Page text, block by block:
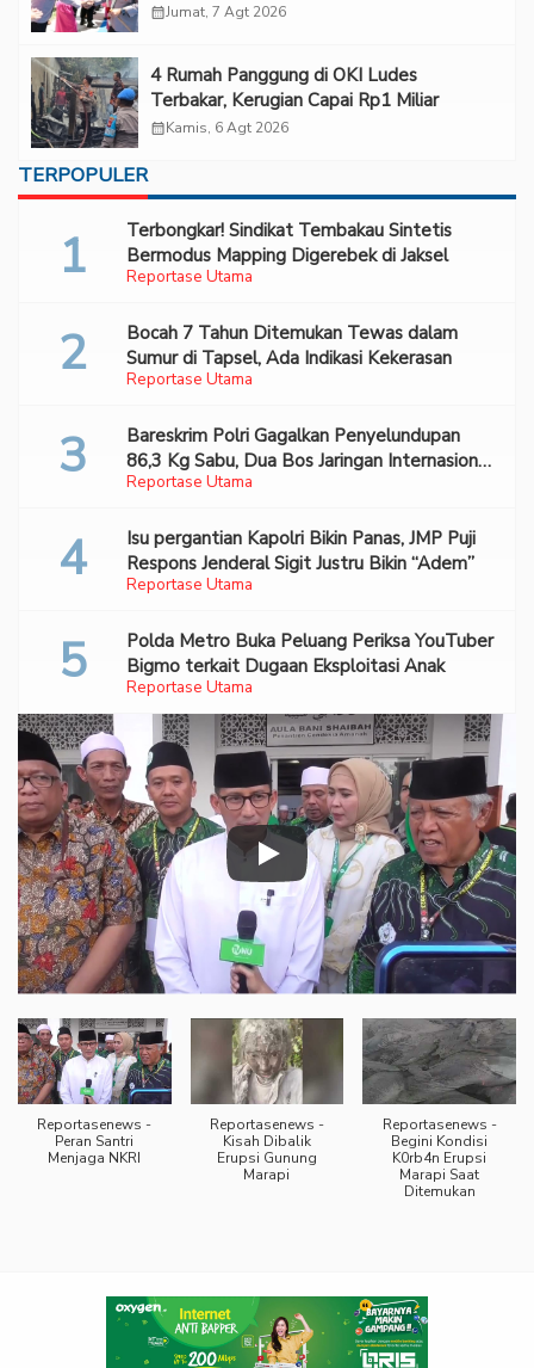
calendar_monthJumat, 7 Agt 2026
‎4 Rumah Panggung di OKI Ludes
Terbakar, Kerugian Capai Rp1 Miliar
calendar_monthKamis, 6 Agt 2026
TERPOPULER
Reportase Utama
Terbongkar! Sindikat Tembakau Sintetis
Bermodus Mapping Digerebek di Jaksel
Reportase Utama
Bocah 7 Tahun Ditemukan Tewas dalam
Sumur di Tapsel, Ada Indikasi Kekerasan
Reportase Utama
Bareskrim Polri Gagalkan Penyelundupan
86,3 Kg Sabu, Dua Bos Jaringan Internasional
Diburu
Reportase Utama
Isu pergantian Kapolri Bikin Panas, JMP Puji
Respons Jenderal Sigit Justru Bikin “Adem”
Reportase Utama
Polda Metro Buka Peluang Periksa YouTuber
Bigmo terkait Dugaan Eksploitasi Anak
Reportasenews -
Peran Santri
Menjaga NKRI
Reportasenews -
Kisah Dibalik
Erupsi Gunung
Marapi
Reportasenews -
Begini Kondisi
K0rb4n Erupsi
Marapi Saat
Ditemukan